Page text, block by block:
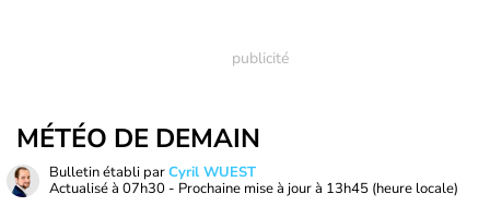
MÉTÉO DE DEMAIN
Bulletin établi parCyril WUEST
Actualisé à 07h30 - Prochaine mise à jour à 13h45 (heure locale)